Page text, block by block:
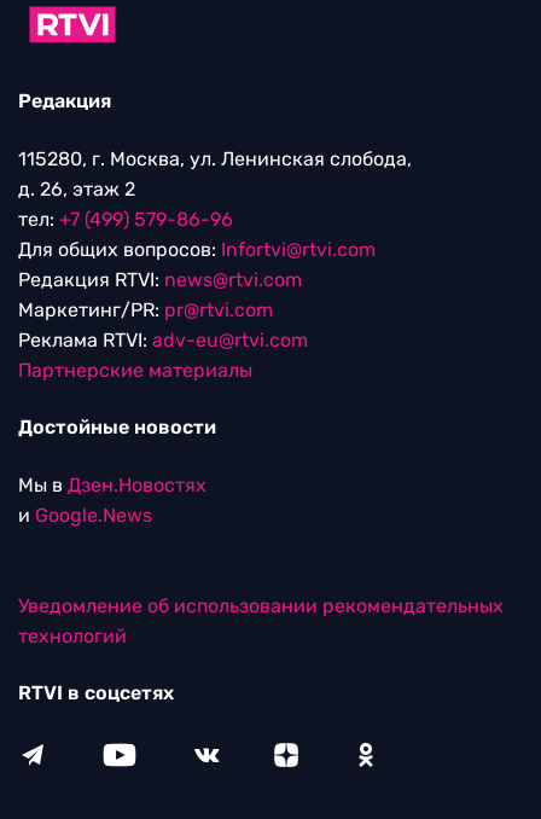
Редакция
115280, г. Москва, ул. Ленинская слобода,
д. 26, этаж 2
тел: +7 (499) 579-86-96
Для общих вопросов: Infortvi@rtvi.com
Редакция RTVI: news@rtvi.com
Маркетинг/PR: pr@rtvi.com
Реклама RTVI: adv-eu@rtvi.com
Партнерские материалы
Достойные новости
Мы в Дзен.Новостях
и Google.News
Уведомление об использовании рекомендательных
технологий
RTVI в соцсетях